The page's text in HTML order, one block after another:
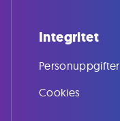
Integritet
Personuppgifter
Cookies